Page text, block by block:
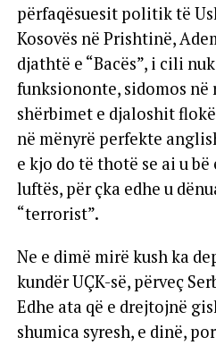
përfaqësuesit politik të
Kosovës në Prishtinë,
djathtë e “Bacës”, i cili
funksiononte, sidomos në
shërbimet e djaloshit
në mënyrë perfekte
e kjo do të thotë se ai u bë
luftës, për çka edhe u
“terrorist”.
Ne e dimë mirë kush ka
kundër UÇK-së, përveç
Edhe ata që e drejtojnë
shumica syresh, e dinë,